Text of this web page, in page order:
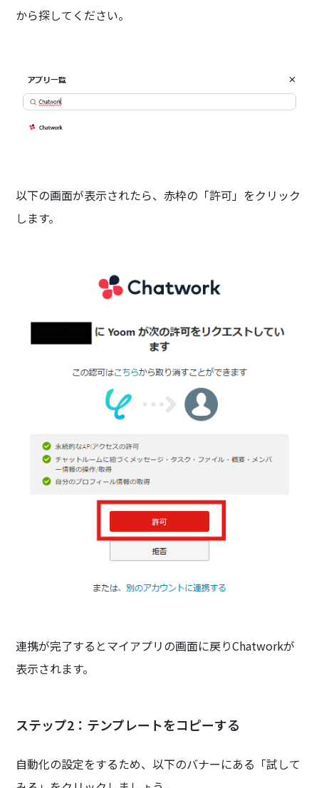
から探してください。
以下の画面が表示されたら、赤枠の「許可」をクリック
します。
連携が完了するとマイアプリの画面に戻りChatworkが
表示されます。
ステップ2：テンプレートをコピーする
自動化の設定をするため、以下のバナーにある「試して